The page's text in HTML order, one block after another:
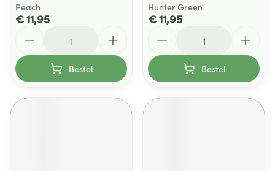
Peach
€ 11,95
Bestel
Hunter Green
€ 11,95
Bestel